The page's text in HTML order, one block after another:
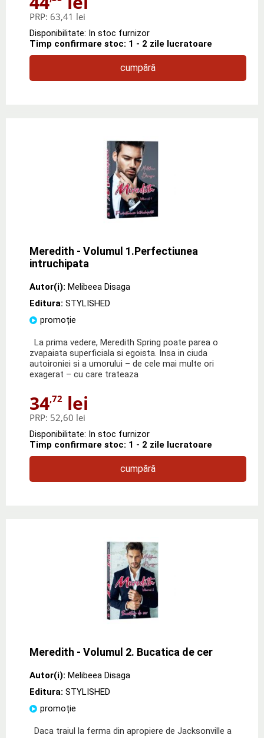
PRP: 63,41 lei
Disponibilitate: In stoc furnizor
Timp confirmare stoc: 1 - 2 zile lucratoare
cumpără
Meredith - Volumul 1.Perfectiunea
intruchipata
Autor(i): Melibeea Disaga
Editura: STYLISHED
promoție
La prima vedere, Meredith Spring poate parea o
zvapaiata superficiala si egoista. Insa in ciuda
autoironiei si a umorului – de cele mai multe ori
exagerat – cu care trateaza
34,72 lei
PRP: 52,60 lei
Disponibilitate: In stoc furnizor
Timp confirmare stoc: 1 - 2 zile lucratoare
cumpără
Meredith - Volumul 2. Bucatica de cer
Autor(i): Melibeea Disaga
Editura: STYLISHED
promoție
Daca traiul la ferma din apropiere de Jacksonville a